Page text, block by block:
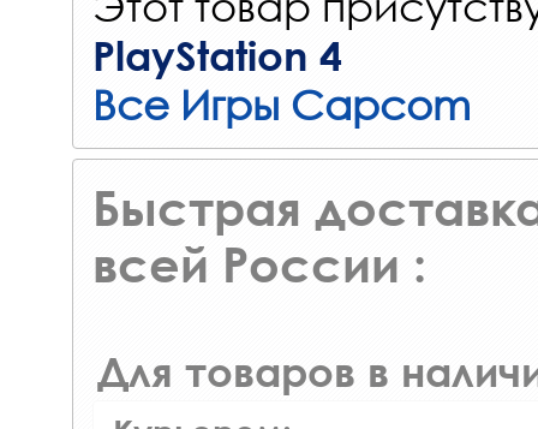
PlayStation 4
Все Игры Capcom
Быстрая
всей России :
Для товаров в